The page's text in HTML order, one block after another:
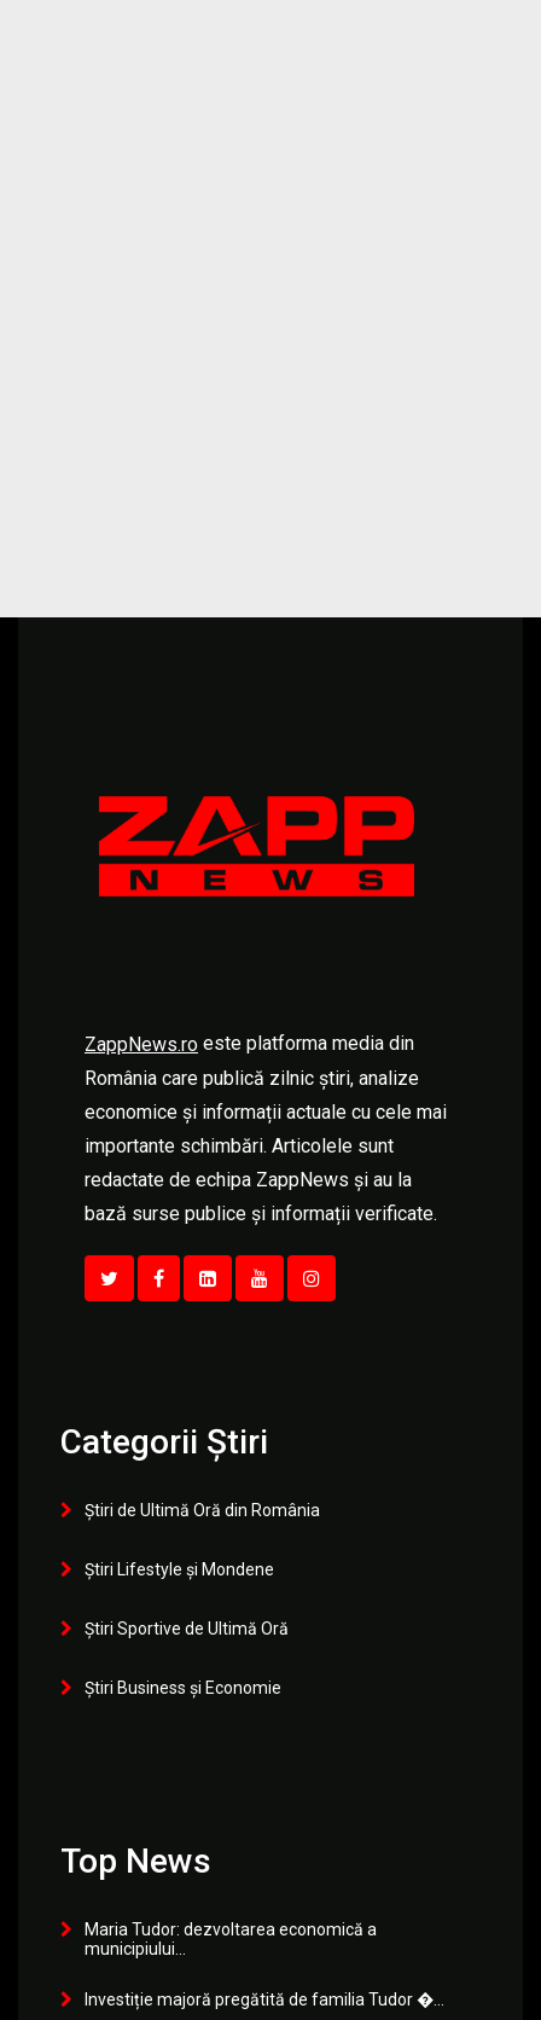
ZappNews.ro este platforma media din
România care publică zilnic știri, analize
economice și informații actuale cu cele mai
importante schimbări. Articolele sunt
redactate de echipa ZappNews și au la
bază surse publice și informații verificate.
Categorii Știri
Știri de Ultimă Oră din România
Știri Lifestyle și Mondene
Știri Sportive de Ultimă Oră
Știri Business și Economie
Top News
Maria Tudor: dezvoltarea economică a
municipiului...
Investiție majoră pregătită de familia Tudor �...